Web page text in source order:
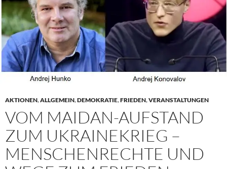
AKTIONEN,ALLGEMEIN,DEMOKRATIE,FRIEDEN,VERANSTALTUNGEN
VOM MAIDAN-AUFSTAND
ZUM UKRAINEKRIEG –
MENSCHENRECHTE UND